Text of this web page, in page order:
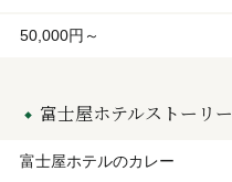
50,000円～
富士屋ホテルストーリー
富士屋ホテルのカレー